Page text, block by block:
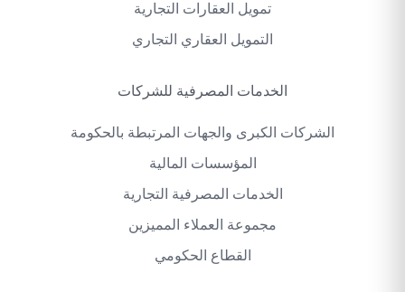
تمويل العقارات التجارية
التمويل العقاري التجاري
الخدمات المصرفية للشركات
الشركات الكبرى والجهات المرتبطة بالحكومة
المؤسسات المالية
الخدمات المصرفية التجارية
مجموعة العملاء المميزين
القطاع الحكومي